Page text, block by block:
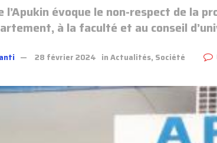
l’Apukin évoque le non-respect de la
à la faculté et au conseil
28 février 2024 inActualités, Société